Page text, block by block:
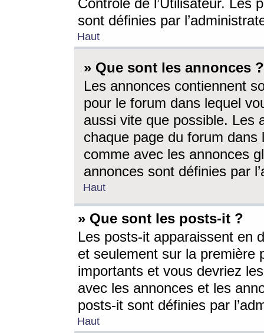
Contrôle de l’Utilisateur. Les
sont définies par
Haut
» Que sont les annonces ?
Les annonces contiennent
pour le forum dans lequel
aussi vite que possible. Les
chaque page du forum dans
comme avec les annonces
annonces sont définies par
Haut
» Que sont les posts-it ?
Les posts-it apparaissent en
et seulement sur la première
importants et vous devriez
avec les annonces et les
posts-it sont définies par
Haut